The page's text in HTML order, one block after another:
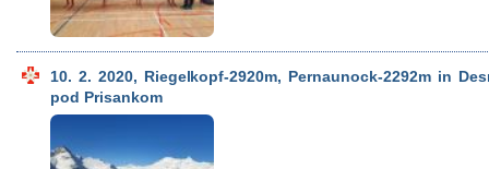
10. 2. 2020, Riegelkopf-2920m, Pernaunock-2292m in
pod Prisankom